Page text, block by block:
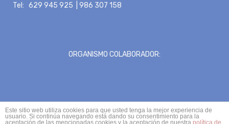
Tel: 629 945 925 | 986 307 158
ORGANISMO COLABORADOR:
Este sitio web utiliza cookies para que usted tenga la mejor experiencia de
usuario. Si continúa navegando está dando su consentimiento para la
aceptación de las mencionadas cookies y la aceptación de nuestra política de